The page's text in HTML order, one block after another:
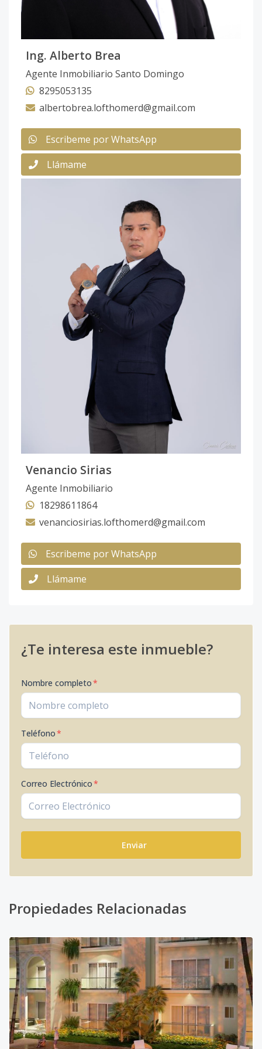
Ing. Alberto Brea
Agente Inmobiliario Santo Domingo
8295053135
albertobrea.lofthomerd@gmail.com
Escribeme por WhatsApp
Llámame
Venancio Sirias
Agente Inmobiliario
18298611864
venanciosirias.lofthomerd@gmail.com
Escribeme por WhatsApp
Llámame
¿Te interesa este inmueble?
Nombre completo*
Teléfono*
Correo Electrónico*
Enviar
Propiedades Relacionadas